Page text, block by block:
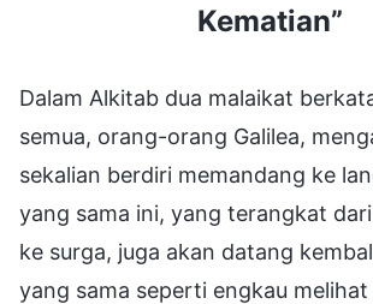
Kematian”
Dalam Alkitab dua malaikat
semua, orang-orang Galilea,
sekalian berdiri memandang ke
yang sama ini, yang terangkat
ke surga, juga akan datang
yang sama seperti engkau melihat